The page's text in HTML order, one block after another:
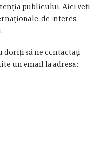
publicului. Aici veţi
de interes
doriţi să ne contactaţi
un email la adresa: